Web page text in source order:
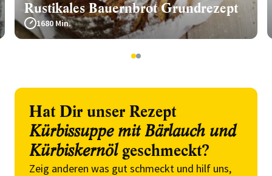
Rustikales Bauernbrot Grundrezept
1680 Min.
12
Hat Dir unser Rezept
Kürbissuppe mit Bärlauch und
Kürbiskernölgeschmeckt?
Zeig anderen was gut schmeckt und hilf uns,